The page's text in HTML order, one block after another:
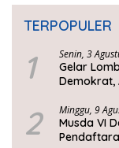
TERPOPULER
1 Senin, 3
Gelar
Demokrat,
2 Minggu, 9
Musda VI